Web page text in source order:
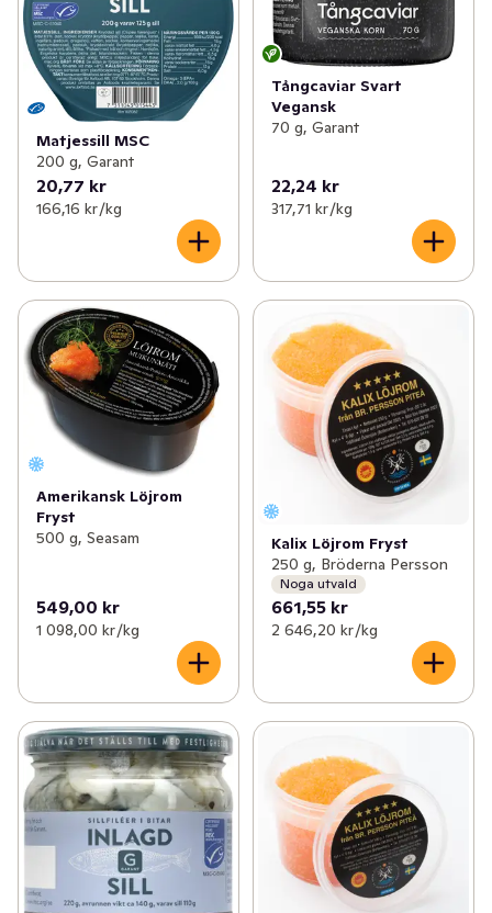
Matjessill MSC
200 g, Garant
20,77 kr
166,16 kr /kg
Tångcaviar Svart
Vegansk
70 g, Garant
22,24 kr
317,71 kr /kg
Amerikansk Löjrom
Fryst
500 g, Seasam
549,00 kr
1 098,00 kr /kg
Kalix Löjrom Fryst
250 g, Bröderna Persson
Noga utvald
661,55 kr
2 646,20 kr /kg